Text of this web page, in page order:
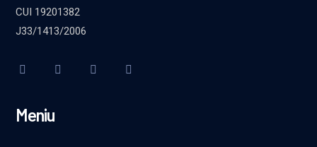
CUI 19201382
J33/1413/2006
Meniu